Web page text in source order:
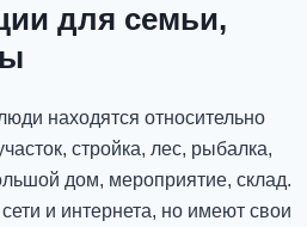
для семьи,
находятся относительно
стройка, лес, рыбалка,
дом, мероприятие, склад.
и интернета, но имеют свои